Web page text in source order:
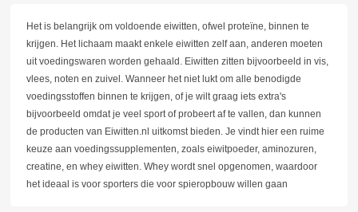
Het is belangrijk om voldoende eiwitten, ofwel proteïne, binnen te
krijgen. Het lichaam maakt enkele eiwitten zelf aan, anderen moeten
uit voedingswaren worden gehaald. Eiwitten zitten bijvoorbeeld in vis,
vlees, noten en zuivel. Wanneer het niet lukt om alle benodigde
voedingsstoffen binnen te krijgen, of je wilt graag iets extra's
bijvoorbeeld omdat je veel sport of probeert af te vallen, dan kunnen
de producten van Eiwitten.nl uitkomst bieden. Je vindt hier een ruime
keuze aan voedingssupplementen, zoals eiwitpoeder, aminozuren,
creatine, en whey eiwitten. Whey wordt snel opgenomen, waardoor
het ideaal is voor sporters die voor spieropbouw willen gaan